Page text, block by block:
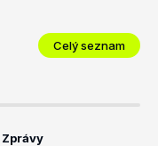
Celý seznam
Zprávy